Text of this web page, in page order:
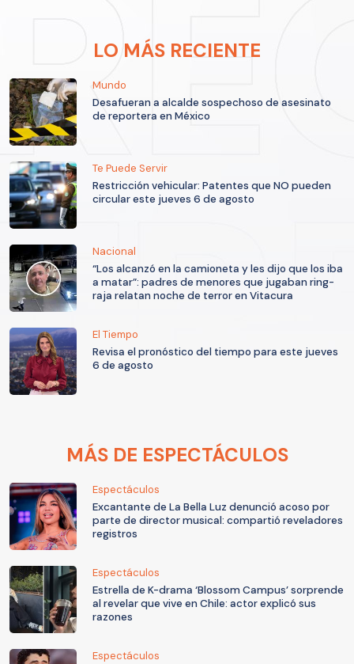
LO MÁS RECIENTE
Mundo
Desafueran a alcalde sospechoso de asesinato
de reportera en México
Te Puede Servir
Restricción vehicular: Patentes que NO pueden
circular este jueves 6 de agosto
Nacional
“Los alcanzó en la camioneta y les dijo que los iba
a matar”: padres de menores que jugaban ring-
raja relatan noche de terror en Vitacura
El Tiempo
Revisa el pronóstico del tiempo para este jueves
6 de agosto
MÁS DE ESPECTÁCULOS
Espectáculos
Excantante de La Bella Luz denunció acoso por
parte de director musical: compartió reveladores
registros
Espectáculos
Estrella de K-drama ‘Blossom Campus’ sorprende
al revelar que vive en Chile: actor explicó sus
razones
Espectáculos